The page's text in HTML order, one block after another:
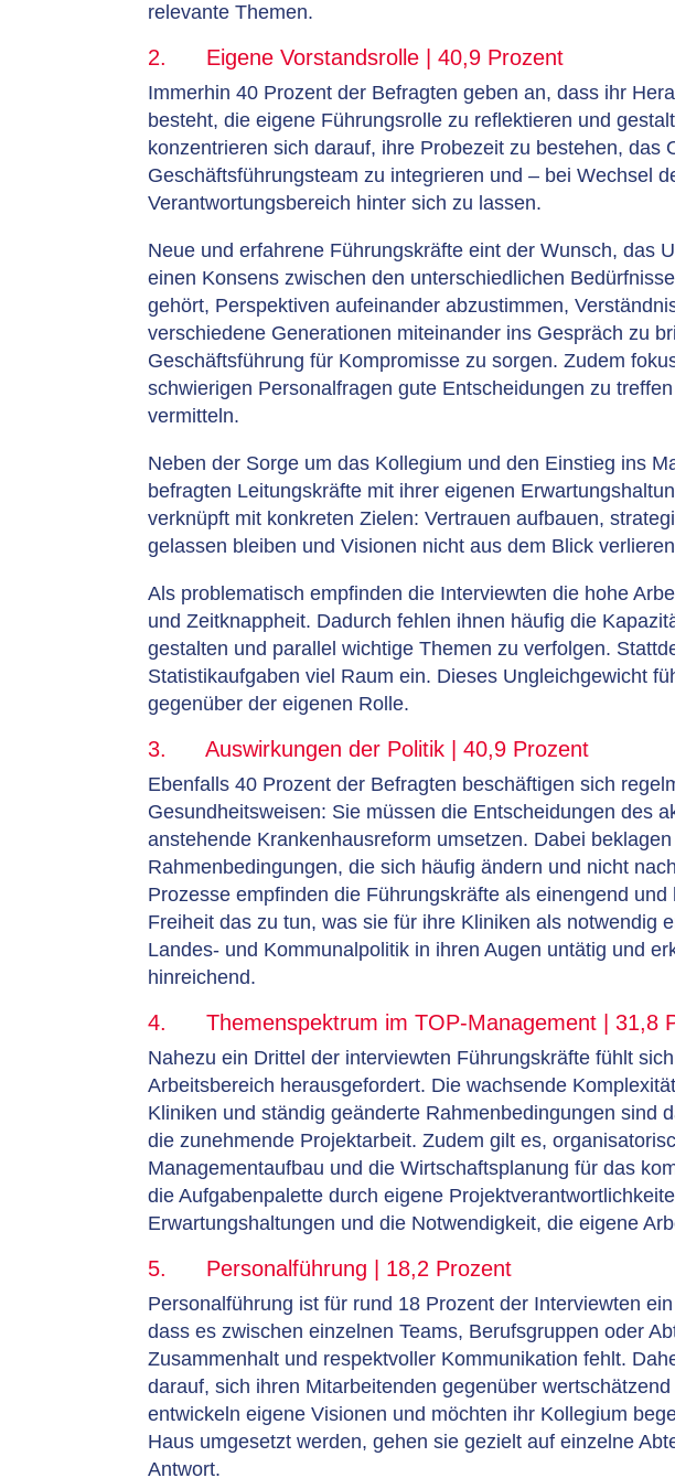
relevante Themen.
2. Eigene Vorstandsrolle | 40,9 Prozent
Immerhin 40 Prozent der Befragten geben an, dass ihr
besteht, die eigene Führungsrolle zu reflektieren und
konzentrieren sich darauf, ihre Probezeit zu bestehen, das
Geschäftsführungsteam zu integrieren und – bei Wechsel
Verantwortungsbereich hinter sich zu lassen.
Neue und erfahrene Führungskräfte eint der Wunsch, das
einen Konsens zwischen den unterschiedlichen
gehört, Perspektiven aufeinander abzustimmen,
verschiedene Generationen miteinander ins Gespräch zu
Geschäftsführung für Kompromisse zu sorgen. Zudem
schwierigen Personalfragen gute Entscheidungen zu
vermitteln.
Neben der Sorge um das Kollegium und den Einstieg ins
befragten Leitungskräfte mit ihrer eigenen
verknüpft mit konkreten Zielen: Vertrauen aufbauen,
gelassen bleiben und Visionen nicht aus dem Blick
Als problematisch empfinden die Interviewten die hohe
und Zeitknappheit. Dadurch fehlen ihnen häufig die
gestalten und parallel wichtige Themen zu verfolgen.
Statistikaufgaben viel Raum ein. Dieses Ungleichgewicht
gegenüber der eigenen Rolle.
3. Auswirkungen der Politik | 40,9 Prozent
Ebenfalls 40 Prozent der Befragten beschäftigen sich
Gesundheitsweisen: Sie müssen die Entscheidungen des
anstehende Krankenhausreform umsetzen. Dabei
Rahmenbedingungen, die sich häufig ändern und nicht
Prozesse empfinden die Führungskräfte als einengend
Freiheit das zu tun, was sie für ihre Kliniken als notwendig
Landes- und Kommunalpolitik in ihren Augen untätig und
hinreichend.
4. Themenspektrum im TOP-Management | 31,8
Nahezu ein Drittel der interviewten Führungskräfte fühlt
Arbeitsbereich herausgefordert. Die wachsende
Kliniken und ständig geänderte Rahmenbedingungen sind
die zunehmende Projektarbeit. Zudem gilt es,
Managementaufbau und die Wirtschaftsplanung für das
die Aufgabenpalette durch eigene
Erwartungshaltungen und die Notwendigkeit, die eigene
5. Personalführung | 18,2 Prozent
Personalführung ist für rund 18 Prozent der Interviewten
dass es zwischen einzelnen Teams, Berufsgruppen oder
Zusammenhalt und respektvoller Kommunikation fehlt.
darauf, sich ihren Mitarbeitenden gegenüber
entwickeln eigene Visionen und möchten ihr Kollegium
Haus umgesetzt werden, gehen sie gezielt auf einzelne
Antwort.